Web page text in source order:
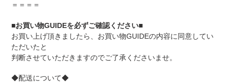
＝＝＝＝
■お買い物GUIDEを必ずご確認ください■
お買い上げ頂きましたら、お買い物GUIDEの内容に同意してい
ただいたと
判断させていただきますのでご了承くださいませ。
◆配送について◆